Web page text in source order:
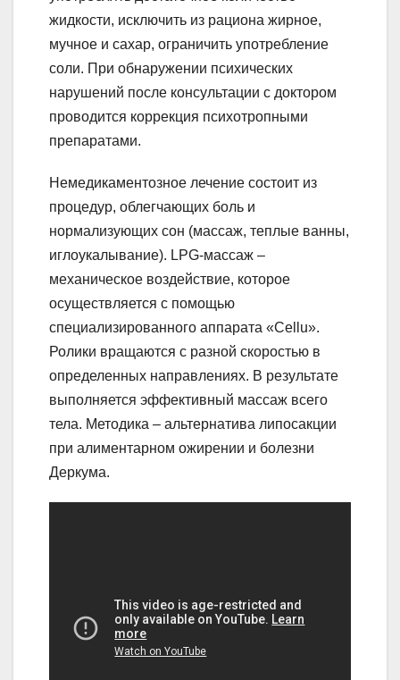
жидкости, исключить из рациона жирное,
мучное и сахар, ограничить употребление
соли. При обнаружении психических
нарушений после консультации с доктором
проводится коррекция психотропными
препаратами.
Немедикаментозное лечение состоит из
процедур, облегчающих боль и
нормализующих сон (массаж, теплые ванны,
иглоукалывание). LPG-массаж –
механическое воздействие, которое
осуществляется с помощью
специализированного аппарата «Cellu».
Ролики вращаются с разной скоростью в
определенных направлениях. В результате
выполняется эффективный массаж всего
тела. Методика – альтернатива липосакции
при алиментарном ожирении и болезни
Деркума.